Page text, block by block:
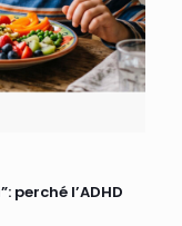
l’ADHD